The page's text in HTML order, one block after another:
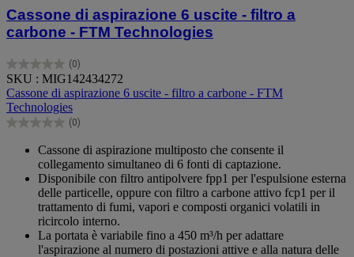
Cassone di aspirazione 6 uscite - filtro a
carbone - FTM Technologies
(0)
0.0
su
5
stelle.
SKU : MIG142434272
Cassone di aspirazione 6 uscite - filtro a carbone - FTM
Technologies
(0)
0.0
Cassone di aspirazione multiposto che consente il
collegamento simultaneo di 6 fonti di captazione.
Disponibile con filtro antipolvere fpp1 per l'espulsione esterna
delle particelle, oppure con filtro a carbone attivo fcp1 per il
trattamento di fumi, vapori e composti organici volatili in
ricircolo interno.
La portata è variabile fino a 450 m³/h per adattare
l'aspirazione al numero di postazioni attive e alla natura delle